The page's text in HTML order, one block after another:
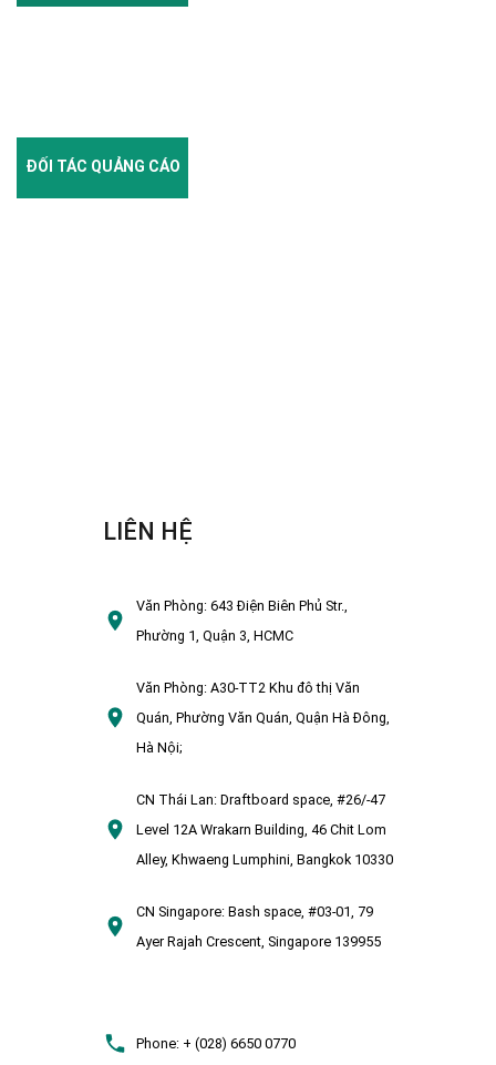
ĐỐI TÁC QUẢNG CÁO
LIÊN HỆ
Văn Phòng:643 Điện Biên Phủ Str.,
Phường 1, Quận 3, HCMC
Văn Phòng:A30-TT2 Khu đô thị Văn
Quán, Phường Văn Quán, Quận Hà Đông,
Hà Nội;
CN Thái Lan: Draftboard space, #26/-47
Level 12A Wrakarn Building, 46 Chit Lom
Alley, Khwaeng Lumphini, Bangkok 10330
CN Singapore: Bash space, #03-01, 79
Ayer Rajah Crescent, Singapore 139955
Phone:+ (028) 6650 0770